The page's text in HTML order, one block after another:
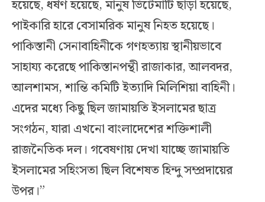
হয়েছে, ধর্ষণ হয়েছে, মানুষ ভিটেমাটি ছাড়া হয়েছে,
পাইকারি হারে বেসামরিক মানুষ নিহত হয়েছে।
পাকিস্তানী সেনাবাহিনীকে গণহত্যায় স্থানীয়ভাবে
সাহায্য করেছে পাকিস্তানপন্থী রাজাকার, আলবদর,
আলশামস, শান্তি কমিটি ইত্যাদি মিলিশিয়া বাহিনী।
এদের মধ্যে কিছু ছিল জামায়তি ইসলামের ছাত্র
সংগঠন, যারা এখনো বাংলাদেশের শক্তিশালী
রাজনৈতিক দল। গবেষণায় দেখা যাচ্ছে জামায়তি
ইসলামের সহিংসতা ছিল বিশেষত হিন্দু সম্প্রদায়ের
উপর।”